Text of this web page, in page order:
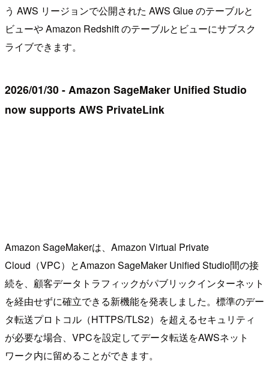
う AWS リージョンで公開された AWS Glue のテーブルと
ビューや Amazon Redshift のテーブルとビューにサブスク
ライブできます。
2026/01/30 - Amazon SageMaker Unified Studio
now supports AWS PrivateLink
Amazon SageMakerは、Amazon Virtual Private
Cloud（VPC）とAmazon SageMaker Unified Studio間の接
続を、顧客データトラフィックがパブリックインターネット
を経由せずに確立できる新機能を発表しました。標準のデー
タ転送プロトコル（HTTPS/TLS2）を超えるセキュリティ
が必要な場合、VPCを設定してデータ転送をAWSネット
ワーク内に留めることができます。